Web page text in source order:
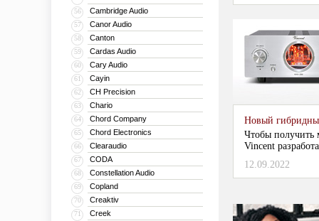
56 Cambridge Audio
57 Canor Audio
58 Canton
59 Cardas Audio
60 Cary Audio
61 Cayin
62 CH Precision
63 Chario
64 Chord Company
65 Chord Electronics
66 Clearaudio
67 CODA
68 Constellation Audio
69 Copland
70 Creaktiv
71 Creek
Новый
Чтобы
Vincent
12.09.2022